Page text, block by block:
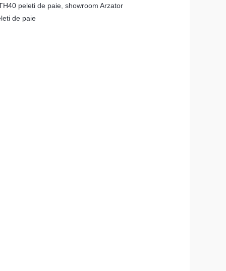
peleti de paie, showroom Arzator
de paie